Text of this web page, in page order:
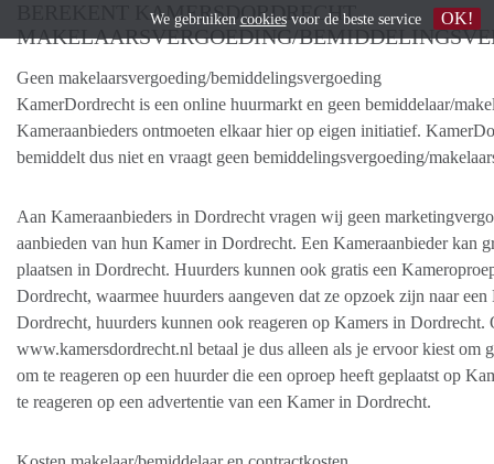
BEREKENT KAMERSDORDRECHT
MAKELAARSVERGOEDING/
Geen makelaarsvergoeding/bemiddelingsvergoeding
KamerDordrecht is een online huurmarkt en geen bemiddelaar/
Kameraanbieders ontmoeten elkaar hier op eigen initiatief.
bemiddelt dus niet en vraagt geen bemiddelingsvergoeding/
Aan Kameraanbieders in Dordrecht vragen wij geen
aanbieden van hun Kamer in Dordrecht. Een Kameraanbieder kan
plaatsen in Dordrecht. Huurders kunnen ook gratis een
Dordrecht, waarmee huurders aangeven dat ze opzoek zijn naar
Dordrecht, huurders kunnen ook reageren op Kamers in Dordrecht.
www.kamersdordrecht.nl betaal je dus alleen als je ervoor kiest om
om te reageren op een huurder die een oproep heeft geplaatst op
te reageren op een advertentie van een Kamer in Dordrecht.
We gebruiken cookiesvoor de beste service OK!